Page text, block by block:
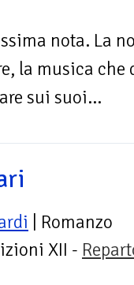
nota. La
la musica che
sui suoi...
| Romanzo
XII -